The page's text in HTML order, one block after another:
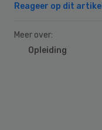
Reageer op dit artikel
Meer over:
Opleiding